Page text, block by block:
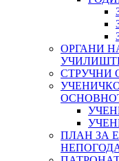
ОРГАНИ
СТРУЧНИ
ПЛАН ЗА